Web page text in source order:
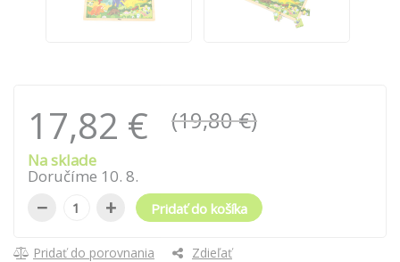
17,82 € (19,80 €)
Na sklade
Doručíme 10. 8.
− + Pridať do košíka
Pridať do porovnania Zdieľať